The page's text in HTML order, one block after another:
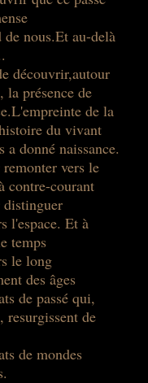
nous.Et au-delà
découvrir,autour
la présence de
de la
du vivant
a donné naissance.
vers le
contre-courant
l'espace. Et à
temps
le long
des âges
de passé qui,
resurgissent de
de mondes